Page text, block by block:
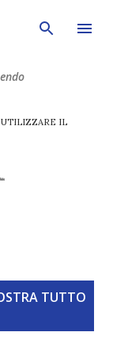
UTILIZZARE IL
TUTTO